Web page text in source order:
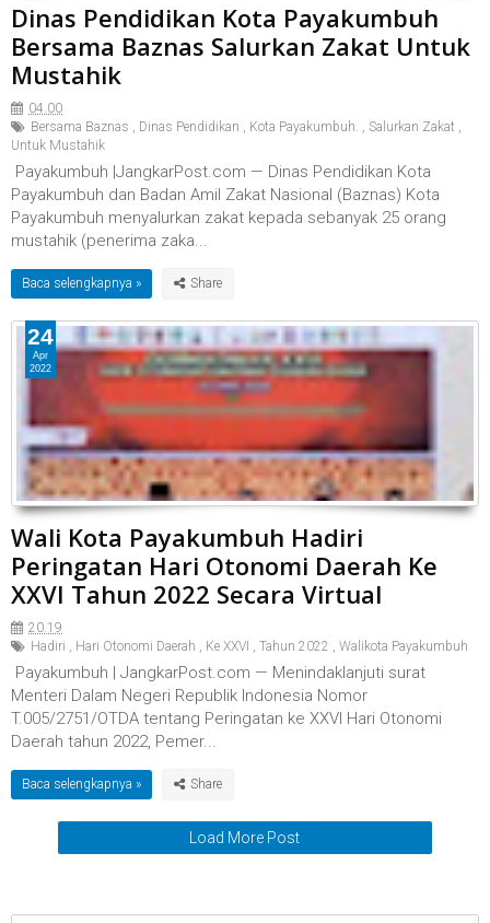
Dinas Pendidikan Kota Payakumbuh
Bersama Baznas Salurkan Zakat Untuk
Mustahik
04.00
Bersama Baznas , Dinas Pendidikan , Kota Payakumbuh. , Salurkan Zakat ,
Untuk Mustahik
Payakumbuh |JangkarPost.com — Dinas Pendidikan Kota
Payakumbuh dan Badan Amil Zakat Nasional (Baznas) Kota
Payakumbuh menyalurkan zakat kepada sebanyak 25 orang
mustahik (penerima zaka...
Baca selengkapnya »
Wali Kota Payakumbuh Hadiri
Peringatan Hari Otonomi Daerah Ke
XXVI Tahun 2022 Secara Virtual
20.19
Hadiri , Hari Otonomi Daerah , Ke XXVI , Tahun 2022 , Walikota Payakumbuh
Payakumbuh | JangkarPost.com — Menindaklanjuti surat
Menteri Dalam Negeri Republik Indonesia Nomor
T.005/2751/OTDA tentang Peringatan ke XXVI Hari Otonomi
Daerah tahun 2022, Pemer...
Baca selengkapnya »
24
Apr
2022
Load More Post